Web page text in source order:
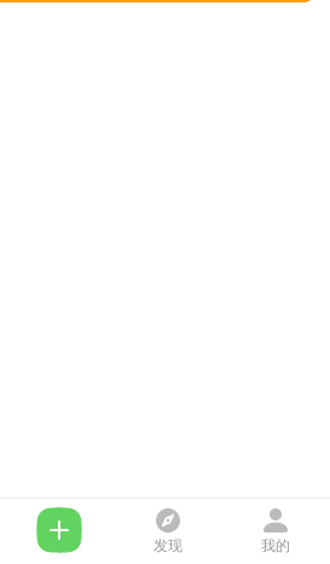
发现 我的